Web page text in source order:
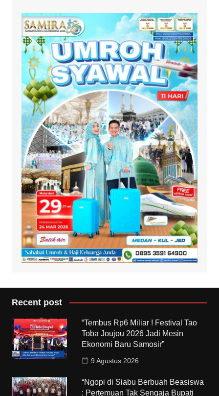
Recent post
“Tembus Rp6 Miliar ! Festival Tao
Toba Joujou 2026 Jadi Mesin
Ekonomi Baru Samosir”
9 Agustus 2026
“Ngopi di Siabu Berbuah Beasiswa
: Pertemuan Tak Sengaja Bupati